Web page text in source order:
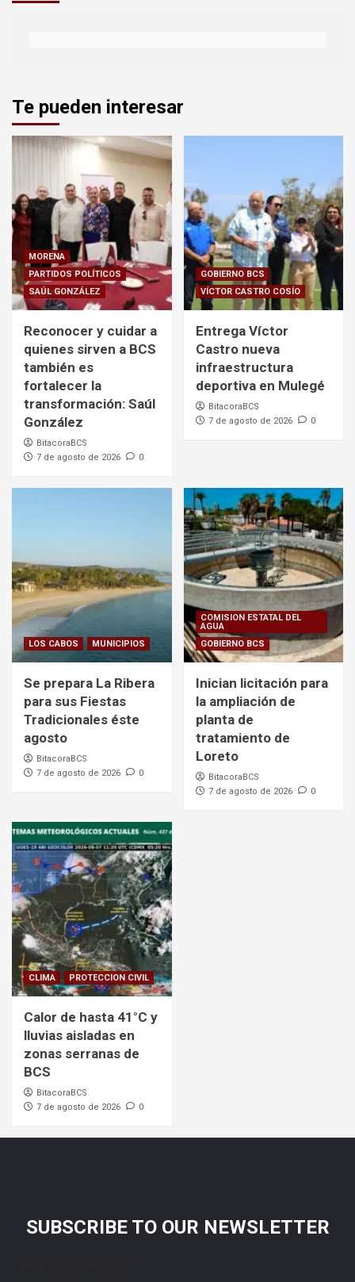
Te pueden interesar
MORENA
PARTIDOS POLÍTICOS
SAÚL GONZÁLEZ
Reconocer y cuidar a
quienes sirven a BCS
también es
fortalecer la
transformación: Saúl
González
BitacoraBCS
7 de agosto de 2026
0
GOBIERNO BCS
VÍCTOR CASTRO COSÍO
Entrega Víctor
Castro nueva
infraestructura
deportiva en Mulegé
BitacoraBCS
7 de agosto de 2026
0
LOS CABOS MUNICIPIOS
Se prepara La Ribera
para sus Fiestas
Tradicionales éste
agosto
BitacoraBCS
7 de agosto de 2026
0
COMISION ESTATAL DEL
AGUA
GOBIERNO BCS
Inician licitación para
la ampliación de
planta de
tratamiento de
Loreto
BitacoraBCS
7 de agosto de 2026
0
CLIMA PROTECCION CIVIL
Calor de hasta 41°C y
lluvias aisladas en
zonas serranas de
BCS
BitacoraBCS
7 de agosto de 2026
0
SUBSCRIBE TO OUR NEWSLETTER